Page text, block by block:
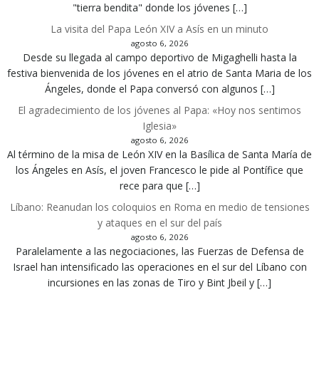
"tierra bendita" donde los jóvenes […]
La visita del Papa León XIV a Asís en un minuto
agosto 6, 2026
Desde su llegada al campo deportivo de Migaghelli hasta la
festiva bienvenida de los jóvenes en el atrio de Santa Maria de los
Ángeles, donde el Papa conversó con algunos […]
El agradecimiento de los jóvenes al Papa: «Hoy nos sentimos
Iglesia»
agosto 6, 2026
Al término de la misa de León XIV en la Basílica de Santa María de
los Ángeles en Asís, el joven Francesco le pide al Pontífice que
rece para que […]
Líbano: Reanudan los coloquios en Roma en medio de tensiones
y ataques en el sur del país
agosto 6, 2026
Paralelamente a las negociaciones, las Fuerzas de Defensa de
Israel han intensificado las operaciones en el sur del Líbano con
incursiones en las zonas de Tiro y Bint Jbeil y […]